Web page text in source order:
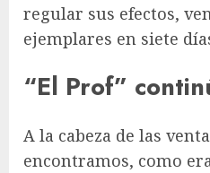
regular sus efectos,
ejemplares en siete
“El Prof”
A la cabeza de las
encontramos, como